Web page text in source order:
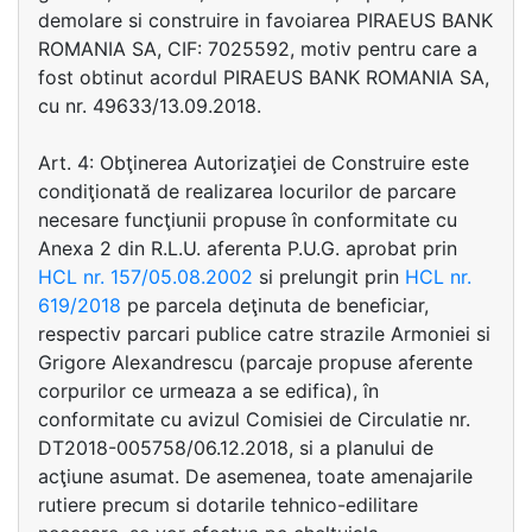
demolare si construire in favoiarea PIRAEUS BANK
ROMANIA SA, CIF: 7025592, motiv pentru care a
fost obtinut acordul PIRAEUS BANK ROMANIA SA,
cu nr. 49633/13.09.2018.
Art. 4: Obţinerea Autorizaţiei de Construire este
condiţionată de realizarea locurilor de parcare
necesare funcţiunii propuse în conformitate cu
Anexa 2 din R.L.U. aferenta P.U.G. aprobat prin
HCL nr. 157/05.08.2002 si prelungit prin HCL nr.
619/2018 pe parcela deţinuta de beneficiar,
respectiv parcari publice catre strazile Armoniei si
Grigore Alexandrescu (parcaje propuse aferente
corpurilor ce urmeaza a se edifica), în
conformitate cu avizul Comisiei de Circulatie nr.
DT2018-005758/06.12.2018, si a planului de
acţiune asumat. De asemenea, toate amenajarile
rutiere precum si dotarile tehnico-edilitare